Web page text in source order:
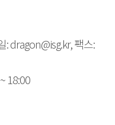
dragon@isg.kr, 팩스:
18:00